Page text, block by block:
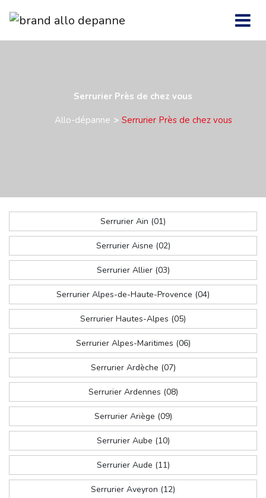
Serrurier Près de chez vous
Allo-dépanne
Serrurier Près de chez vous
Serrurier Ain (01)
Serrurier Aisne (02)
Serrurier Allier (03)
Serrurier Alpes-de-Haute-Provence (04)
Serrurier Hautes-Alpes (05)
Serrurier Alpes-Maritimes (06)
Serrurier Ardèche (07)
Serrurier Ardennes (08)
Serrurier Ariège (09)
Serrurier Aube (10)
Serrurier Aude (11)
Serrurier Aveyron (12)